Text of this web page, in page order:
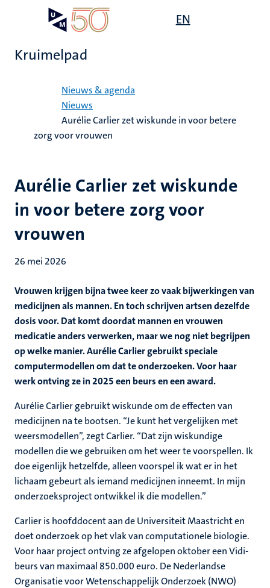
EN
Kruimelpad
Nieuws & agenda
Nieuws
Aurélie Carlier zet wiskunde in voor betere
zorg voor vrouwen
Aurélie Carlier zet wiskunde
in voor betere zorg voor
vrouwen
26 mei 2026
Vrouwen krijgen bijna twee keer zo vaak bijwerkingen van
medicijnen als mannen. En toch schrijven artsen dezelfde
dosis voor. Dat komt doordat mannen en vrouwen
medicatie anders verwerken, maar we nog niet begrijpen
op welke manier. Aurélie Carlier gebruikt speciale
computermodellen om dat te onderzoeken. Voor haar
werk ontving ze in 2025 een beurs en een award.
Aurélie Carlier gebruikt wiskunde om de effecten van
medicijnen na te bootsen. “Je kunt het vergelijken met
weersmodellen”, zegt Carlier. “Dat zijn wiskundige
modellen die we gebruiken om het weer te voorspellen. Ik
doe eigenlijk hetzelfde, alleen voorspel ik wat er in het
lichaam gebeurt als iemand medicijnen inneemt. In mijn
onderzoeksproject ontwikkel ik die modellen.”
Carlier is hoofddocent aan de Universiteit Maastricht en
doet onderzoek op het vlak van computationele biologie.
Voor haar project ontving ze afgelopen oktober een Vidi-
beurs van maximaal 850.000 euro. De Nederlandse
Organisatie voor Wetenschappelijk Onderzoek (NWO)